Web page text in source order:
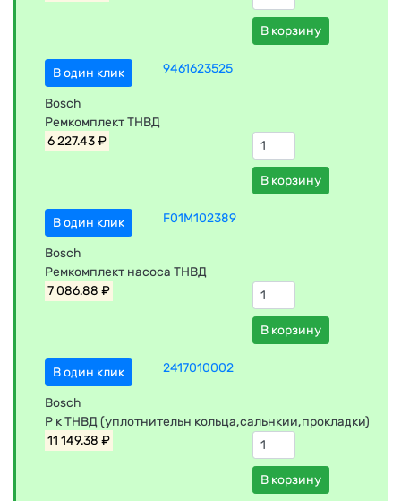
В корзину
В один клик 9461623525
Bosch
Ремкомплект ТНВД
6 227.43 ₽
В корзину
В один клик F01M102389
Bosch
Ремкомплект насоса ТНВД
7 086.88 ₽
В корзину
В один клик 2417010002
Bosch
Р к ТНВД (уплотнительн кольца,сальнкии,прокладки)
11 149.38 ₽
В корзину